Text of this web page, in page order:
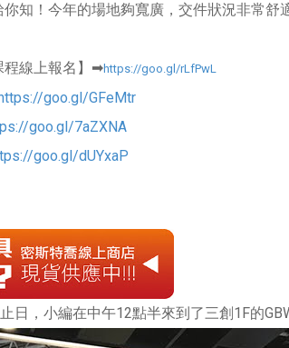
知！今年的場地夠寬廣，交件狀況非常舒
程線上報名】➡https://goo.gl/rLfPwL
goo.gl/GFeMtr
goo.gl/7aZXNA
goo.gl/dUYxaP
日，小編在中午12點半來到了三創1F的